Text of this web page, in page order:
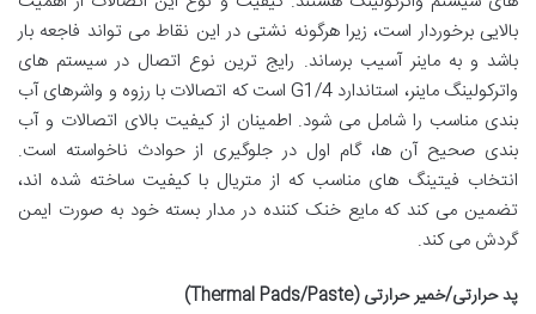
بالایی برخوردار است، زیرا هرگونه نشتی در این نقاط می تواند فاجعه بار
باشد و به ماینر آسیب برساند. رایج ترین نوع اتصال در سیستم های
واترکولینگ ماینر، استاندارد G1/4 است که اتصالات با رزوه و واشرهای آب
بندی مناسب را شامل می شود. اطمینان از کیفیت بالای اتصالات و آب
بندی صحیح آن ها، گام اول در جلوگیری از حوادث ناخواسته است.
انتخاب فیتینگ های مناسب که از متریال با کیفیت ساخته شده اند،
تضمین می کند که مایع خنک کننده در مدار بسته خود به صورت ایمن
گردش می کند.
پد حرارتی/خمیر حرارتی (Thermal Pads/Paste)